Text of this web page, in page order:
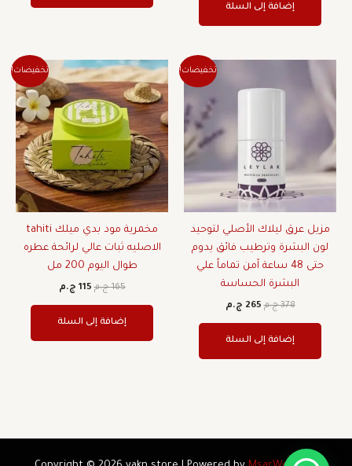
إضافة إلى السلة
تخفيضات!
مزيل عرق ليلاك الأصلي لتوحيد
لون البشرة وترطيب فائق يدوم
حتى 48 ساعة آمن تماماً علي
البشرة الحساسة
378 ج.م
هو:
265 ج.م
السعر
الحالي
265 ج.م.
إضافة إلى السلة
تخفيضات!
مخمرية مود بدي ميلك tahiti
الاصليه ثبات عالي لرائحة عطره
طوال اليوم 200 مل
165 ج.م
السعر
الأصلي
165 ج.م.
115 ج.م
السعر
الحالي
هو:
115 ج.م.
إضافة إلى السلة